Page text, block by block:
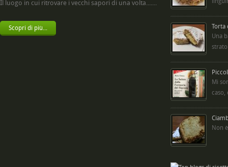
Il luogo in cui ritrovare i vecchi sapori di una volta.......
Scopri di più...
Torta
Una
Mi
caso,
Non